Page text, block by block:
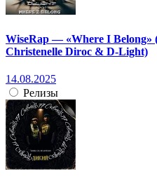
WiseRap — «Where I Belong»
Christenelle Diroc & D-Light)
14.08.2025
Релизы